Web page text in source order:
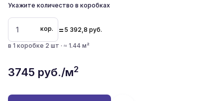
Укажите количество в коробках
кор. = 5 392,8 руб.
в 1 коробке 2 шт · ≈ 1.44 м²
3745 руб./м2